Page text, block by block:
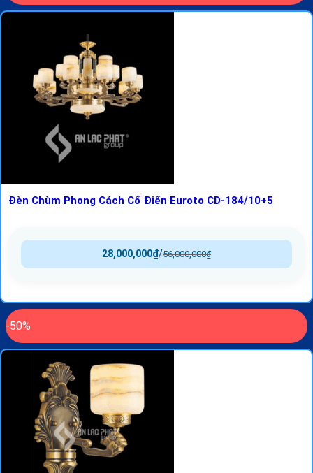
Đèn Chùm Phong Cách Cổ Điển Euroto CD-184/10+5
56,000,000₫
/
28,000,000₫
-50%